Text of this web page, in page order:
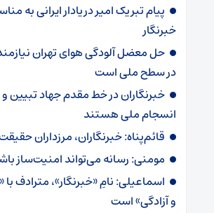
پیام تبریک امیر دریادار ایرانی به
خبرنگار
حل معضل آلودگی هوای تهران
در سطح ملی است
خبرنگاران در خط مقدم جهاد تبیین
انسجام ملی هستند
قائم‌پناه: ‏خبرنگاران، مرزداران
مومنی: رسانه می‌تواند امنیت‌ساز
اسماعیلی: نامِ «خبرنگار»، مترادف
و آزادگی» است